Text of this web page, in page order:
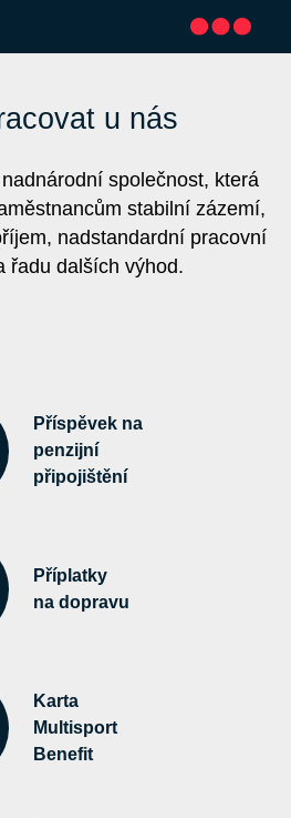
u nás
společnost, která
stabilní zázemí,
nadstandardní pracovní
řadu dalších výhod.
Příspěvek na
penzijní
připojištění
Příplatky
na dopravu
Karta
Multisport
Benefit